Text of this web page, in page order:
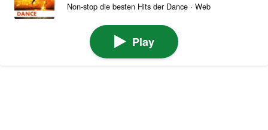
Non-stop die besten Hits der Dance · Web
Play